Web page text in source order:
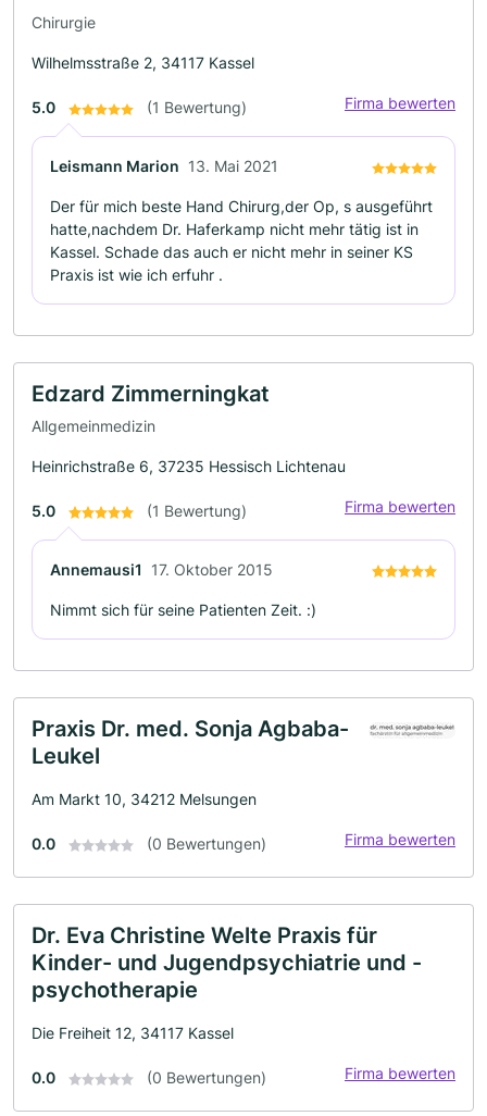
Chirurgie
Wilhelmsstraße 2, 34117 Kassel
5.0 (1 Bewertung) Firma bewerten
Leismann Marion 13. Mai 2021
Der für mich beste Hand Chirurg,der Op, s ausgeführt
hatte,nachdem Dr. Haferkamp nicht mehr tätig ist in
Kassel. Schade das auch er nicht mehr in seiner KS
Praxis ist wie ich erfuhr .
Edzard Zimmerningkat
Allgemeinmedizin
Heinrichstraße 6, 37235 Hessisch Lichtenau
5.0 (1 Bewertung) Firma bewerten
Annemausi1 17. Oktober 2015
Nimmt sich für seine Patienten Zeit. :)
Praxis Dr. med. Sonja Agbaba-
Leukel
Am Markt 10, 34212 Melsungen
0.0 (0 Bewertungen) Firma bewerten
Dr. Eva Christine Welte Praxis für
Kinder- und Jugendpsychiatrie und -
psychotherapie
Die Freiheit 12, 34117 Kassel
0.0 (0 Bewertungen) Firma bewerten